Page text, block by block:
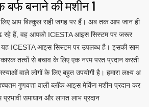
बर्फ बनाने की मशीन 1
आप बिल्कुल सही जगह पर हैं। अब तक आप जान ही
रहे हैं, वह आपको ICESTA आइस सिस्टम पर जरूर
यह ICESTA आइस सिस्टम पर उपलब्ध है। इसकी साम
तत्वों से बचाव के लिए एक नरम परत प्रदान करती
वाले लोगों के लिए बहुत उपयोगी है। हमारा लक्ष्य अ
गुणवत्ता वाली ब्लॉक आइस मेकिंग मशीन प्रदान कर
समाधान और लागत लाभ प्रदान